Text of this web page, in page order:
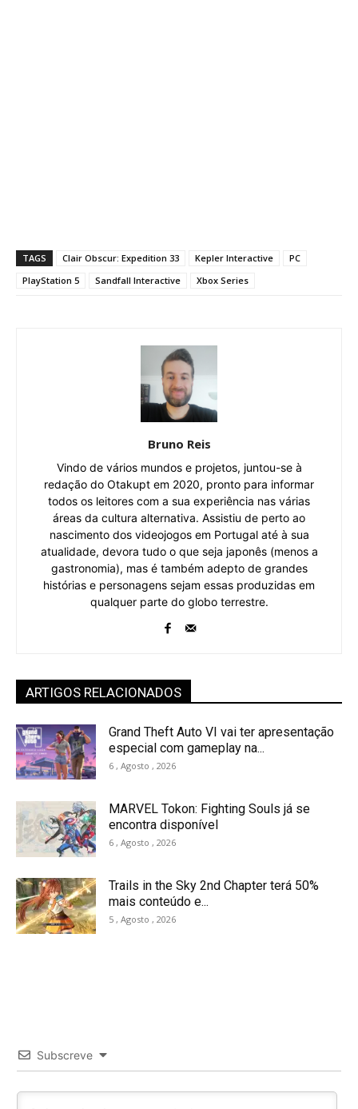
TAGS Clair Obscur: Expedition 33 Kepler Interactive
PC
PlayStation 5
Sandfall Interactive Xbox Series
Bruno Reis
Vindo de vários mundos e projetos, juntou-se à
redação do Otakupt em 2020, pronto para informar
todos os leitores com a sua experiência nas várias
áreas da cultura alternativa. Assistiu de perto ao
nascimento dos videojogos em Portugal até à sua
atualidade, devora tudo o que seja japonês (menos a
gastronomia), mas é também adepto de grandes
histórias e personagens sejam essas produzidas em
qualquer parte do globo terrestre.
ARTIGOS RELACIONADOS
Grand Theft Auto VI vai ter apresentação
especial com gameplay na...
6 , Agosto , 2026
MARVEL Tokon: Fighting Souls já se
encontra disponível
6 , Agosto , 2026
Trails in the Sky 2nd Chapter terá 50%
mais conteúdo e...
5 , Agosto , 2026
Subscreve